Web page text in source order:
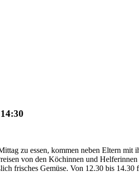
14:30
zu essen, kommen neben Eltern
von den Köchinnen und
frisches Gemüse. Von 12.30 bis 14.30